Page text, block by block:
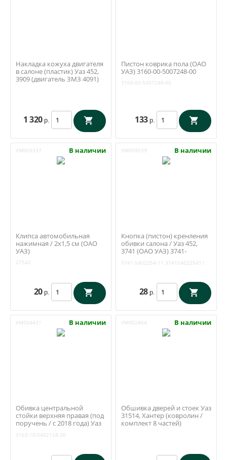
Накладка кожуха двигателя
в салоне (пластик) Уаз 452,
3909 (двигатель ЗМЗ 4091)
1 320 р.
Пистон коврика пола (ОАО
УАЗ) 3160-00-5007248-00
3160-00-5007248-00
133 р.
УМ009337 В наличии
Клипса автомобильная
нажимная / 2х1,5 см (ОАО
УАЗ)
27542
20 р.
УМ009539 В наличии
Кнопка (пистон) кренления
обивки салона / Уаз 452,
3741 (ОАО УАЗ) 3741-
3741-5402254-11 3741540225411
28 р.
УМ004431 В наличии
Обивка центральной
стойки верхняя правая (под
поручень / с 2018 года) Уаз
3163-10-5402128-20
3163-10-5402128-20
УМ002864 В наличии
Обшивка дверей и стоек Уаз
31514, Хантер (ковролин /
комплект 8 частей)